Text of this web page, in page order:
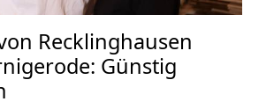
Recklinghausen
Günstig